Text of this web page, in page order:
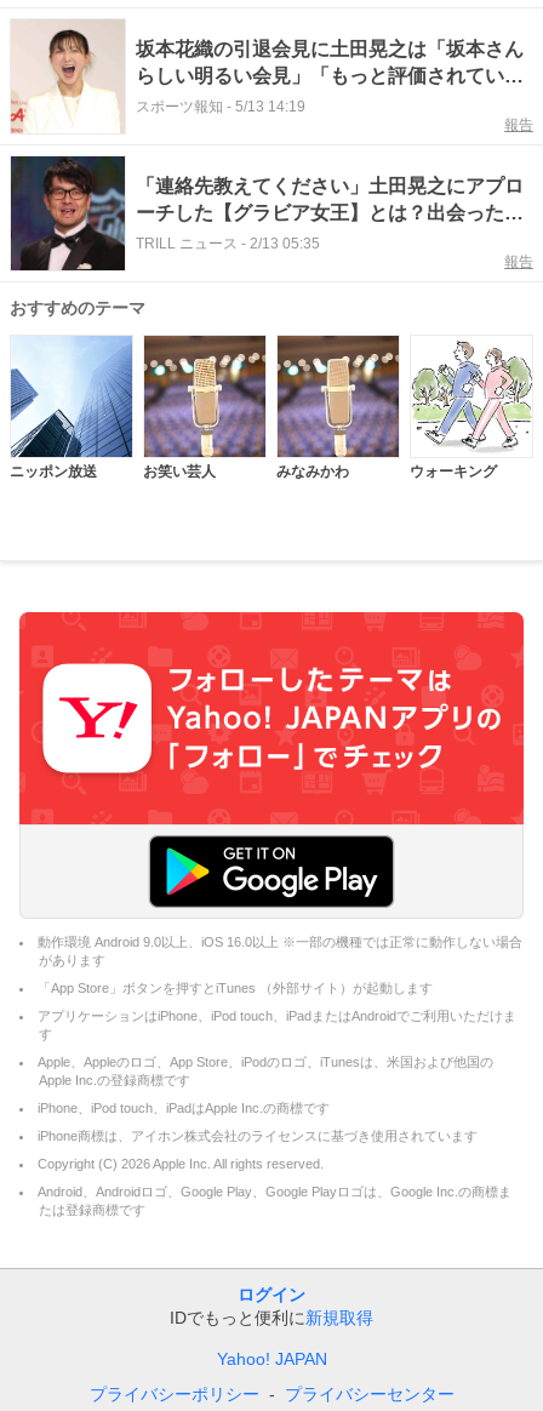
坂本花織の引退会見に土田晃之は「坂本さん
らしい明るい会見」「もっと評価されてい
い」と好感
スポーツ報知 - 5/13 14:19
報告
「連絡先教えてください」土田晃之にアプロ
ーチした【グラビア女王】とは？出会った時
から“グイグイ”で
TRILL ニュース - 2/13 05:35
報告
おすすめのテーマ
ニッポン放送 お笑い芸人 みなみかわ ウォーキング
動作環境 Android 9.0以上、iOS 16.0以上 ※一部の機種では正常に動作しない場合
があります
「App Store」ボタンを押すとiTunes （外部サイト）が起動します
アプリケーションはiPhone、iPod touch、iPadまたはAndroidでご利用いただけま
す
Apple、Appleのロゴ、App Store、iPodのロゴ、iTunesは、米国および他国の
Apple Inc.の登録商標です
iPhone、iPod touch、iPadはApple Inc.の商標です
iPhone商標は、アイホン株式会社のライセンスに基づき使用されています
Copyright (C) 2026Apple Inc. All rights reserved.
Android、Androidロゴ、Google Play、Google Playロゴは、Google Inc.の商標ま
たは登録商標です
ログイン
IDでもっと便利に新規取得
Yahoo! JAPAN
プライバシーポリシー
プライバシーセンター